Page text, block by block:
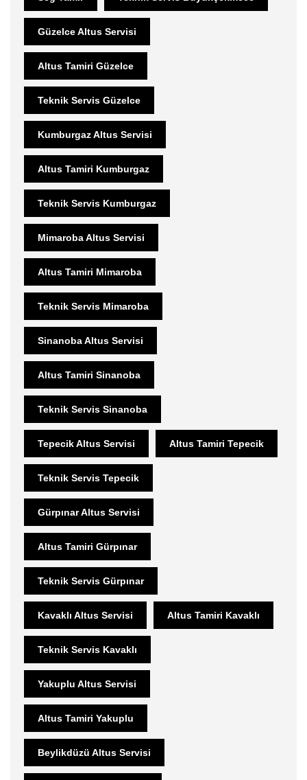
Güzelce Altus Servisi
Altus Tamiri Güzelce
Teknik Servis Güzelce
Kumburgaz Altus Servisi
Altus Tamiri Kumburgaz
Teknik Servis Kumburgaz
Mimaroba Altus Servisi
Altus Tamiri Mimaroba
Teknik Servis Mimaroba
Sinanoba Altus Servisi
Altus Tamiri Sinanoba
Teknik Servis Sinanoba
Tepecik Altus Servisi Altus Tamiri Tepecik
Teknik Servis Tepecik
Gürpınar Altus Servisi
Altus Tamiri Gürpınar
Teknik Servis Gürpınar
Kavaklı Altus Servisi Altus Tamiri Kavaklı
Teknik Servis Kavaklı
Yakuplu Altus Servisi
Altus Tamiri Yakuplu
Beylikdüzü Altus Servisi